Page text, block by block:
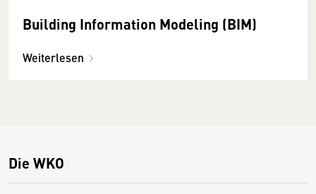
Building Information Modeling (BIM)
Weiterlesen
Die WKO